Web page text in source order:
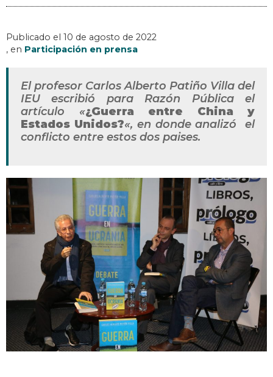
Publicado el 10 de agosto de 2022
, en Participación en prensa
El profesor Carlos Alberto Patiño Villa del
IEU escribió para Razón Pública el
artículo «¿Guerra entre China y
Estados Unidos?«, en donde analizó el
conflicto entre estos dos paises.